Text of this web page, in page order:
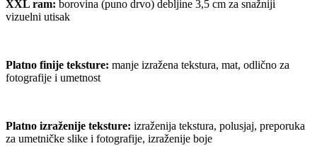
XXL ram: borovina (puno drvo) debljine 3,5 cm za snažniji
vizuelni utisak
Platno finije teksture: manje izražena tekstura, mat, odlično za
fotografije i umetnost
Platno izraženije teksture: izraženija tekstura, polusjaj, preporuka
za umetničke slike i fotografije, izraženije boje